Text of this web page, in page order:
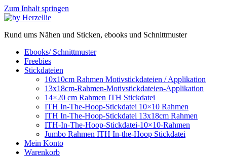
Zum Inhalt springen
Rund ums Nähen und Sticken, ebooks und Schnittmuster
Ebooks/ Schnittmuster
Freebies
Stickdateien
10x10cm Rahmen Motivstickdateien / Applikation
13x18cm-Rahmen-Motivstickdateien-Applikation
14×20 cm Rahmen ITH Stickdatei
ITH In-The-Hoop-Stickdatei 10×10 Rahmen
ITH In-The-Hoop-Stickdatei 13x18cm Rahmen
ITH-In-The-Hoop-Stickdatei-10×10-Rahmen
Jumbo Rahmen ITH In-the-Hoop Stickdatei
Mein Konto
Warenkorb